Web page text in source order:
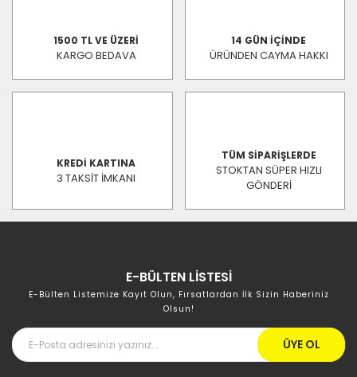
1500 TL VE ÜZERİ
KARGO BEDAVA
14 GÜN İÇİNDE
ÜRÜNDEN CAYMA HAKKI
KREDİ KARTINA
3 TAKSİT İMKANI
TÜM SİPARİŞLERDE
STOKTAN SÜPER HIZLI
GÖNDERİ
E-BÜLTEN LİSTESİ
E-Bülten Listemize Kayıt Olun, Fırsatlardan İlk Sizin Haberiniz
Olsun!
ÜYE OL